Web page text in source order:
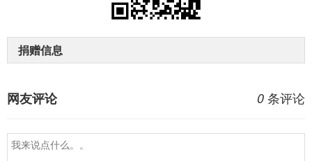
捐赠信息
0 条评论
网友评论